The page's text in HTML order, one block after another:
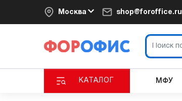
Москва shop@foroffice.ru
КАТАЛОГ МФУ